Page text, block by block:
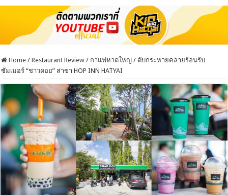
Home / Restaurant Review / กาแฟหาดใหญ่ / ดับกระหายคลายร้อนรับ
ซัมเมอร์ “ชาวดอย” สาขา HOP INN HATYAI